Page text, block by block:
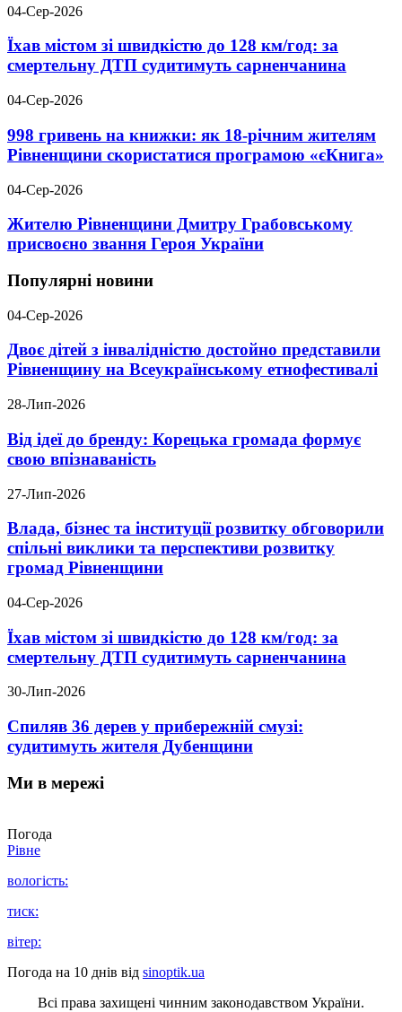
04-Сер-2026
Їхав містом зі швидкістю до 128 км/год: за
смертельну ДТП судитимуть сарненчанина
04-Сер-2026
998 гривень на книжки: як 18-річним жителям
Рівненщини скористатися програмою «єКнига»
04-Сер-2026
Жителю Рівненщини Дмитру Грабовському
присвоєно звання Героя України
Популярні новини
04-Сер-2026
Двоє дітей з інвалідністю достойно представили
Рівненщину на Всеукраїнському етнофестивалі
28-Лип-2026
Від ідеї до бренду: Корецька громада формує
свою впізнаваність
27-Лип-2026
Влада, бізнес та інституції розвитку обговорили
спільні виклики та перспективи розвитку
громад Рівненщини
04-Сер-2026
Їхав містом зі швидкістю до 128 км/год: за
смертельну ДТП судитимуть сарненчанина
30-Лип-2026
Спиляв 36 дерев у прибережній смузі:
судитимуть жителя Дубенщини
Ми в мережі
Погода
Рівне
вологість:
тиск:
вітер:
Погода на 10 днів від sinoptik.ua
Всі права захищені чинним законодавством України.